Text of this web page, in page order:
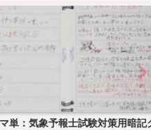
験対策用暗記グ
【気象予